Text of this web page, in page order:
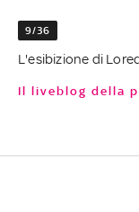
9/36
L'esibizione di
Il liveblog della